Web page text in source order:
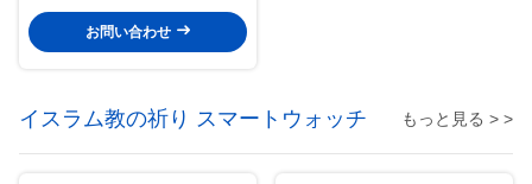
プレイ
お問い合わせ
イスラム教の祈り スマートウォッチ もっと見る > >